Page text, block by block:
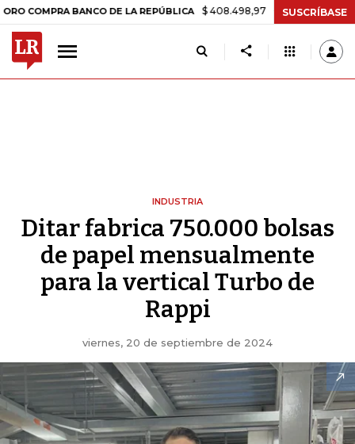
BANCO DE LA REPÚBLICA $ 408.498,97 +$ 8.753,81 +2,19%
SUSCRÍBASE
INDUSTRIA
Ditar fabrica 750.000 bolsas
de papel mensualmente
para la vertical Turbo de
Rappi
viernes, 20 de septiembre de 2024